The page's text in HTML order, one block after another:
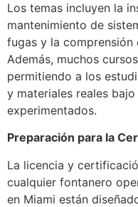
Los temas incluyen la
mantenimiento de
fugas y la
Además, muchos
permitiendo a los
y materiales reales
experimentados.
Preparación para la
La licencia y
cualquier fontanero
en Miami están